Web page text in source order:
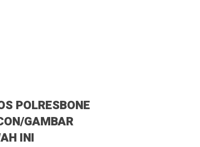
POLRESBONE
GAMBAR
INI